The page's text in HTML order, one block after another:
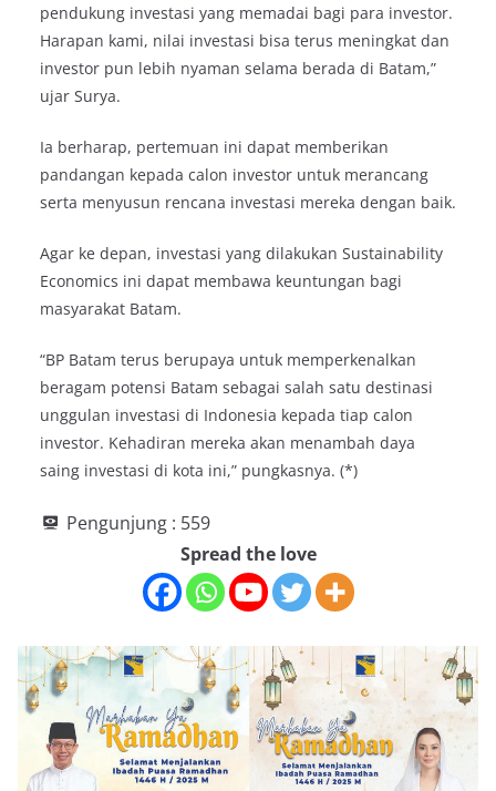
pendukung investasi yang memadai bagi para investor.
Harapan kami, nilai investasi bisa terus meningkat dan
investor pun lebih nyaman selama berada di Batam,”
ujar Surya.
Ia berharap, pertemuan ini dapat memberikan
pandangan kepada calon investor untuk merancang
serta menyusun rencana investasi mereka dengan baik.
Agar ke depan, investasi yang dilakukan Sustainability
Economics ini dapat membawa keuntungan bagi
masyarakat Batam.
“BP Batam terus berupaya untuk memperkenalkan
beragam potensi Batam sebagai salah satu destinasi
unggulan investasi di Indonesia kepada tiap calon
investor. Kehadiran mereka akan menambah daya
saing investasi di kota ini,” pungkasnya. (*)
Pengunjung : 559
Spread the love